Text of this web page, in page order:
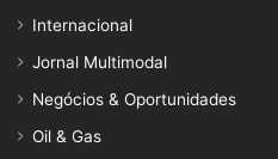
Internacional
Jornal Multimodal
Negócios & Oportunidades
Oil & Gas